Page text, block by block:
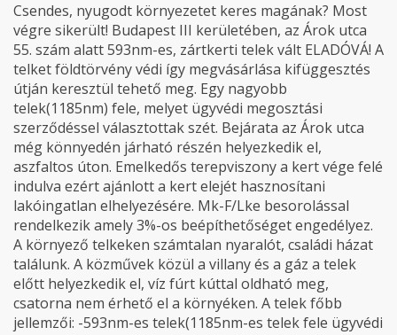
Csendes, nyugodt környezetet keres magának? Most
végre sikerült! Budapest III kerületében, az Árok utca
55. szám alatt 593nm-es, zártkerti telek vált ELADÓVÁ! A
telket földtörvény védi így megvásárlása kifüggesztés
útján keresztül tehető meg. Egy nagyobb
telek(1185nm) fele, melyet ügyvédi megosztási
szerződéssel választottak szét. Bejárata az Árok utca
még könnyedén járható részén helyezkedik el,
aszfaltos úton. Emelkedős terepviszony a kert vége felé
indulva ezért ajánlott a kert elejét hasznosítani
lakóingatlan elhelyezésére. Mk-F/Lke besorolással
rendelkezik amely 3%-os beépíthetőséget engedélyez.
A környező telkeken számtalan nyaralót, családi házat
találunk. A közművek közül a villany és a gáz a telek
előtt helyezkedik el, víz fúrt kúttal oldható meg,
csatorna nem érhető el a környéken. A telek főbb
jellemzői: -593nm-es telek(1185nm-es telek fele ügyvédi